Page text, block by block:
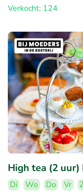
Verkocht: 124
High tea (2 uur)
Di Wo Do Vr